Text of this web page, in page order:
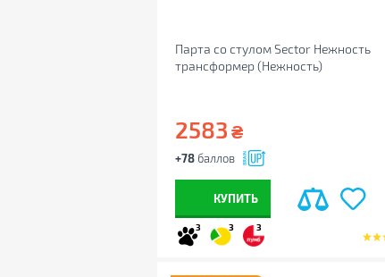
Парта со стулом Sector Нежность
трансформер (Нежность)
2583 ₴
+78 баллов
КУПИТЬ
3 3 3